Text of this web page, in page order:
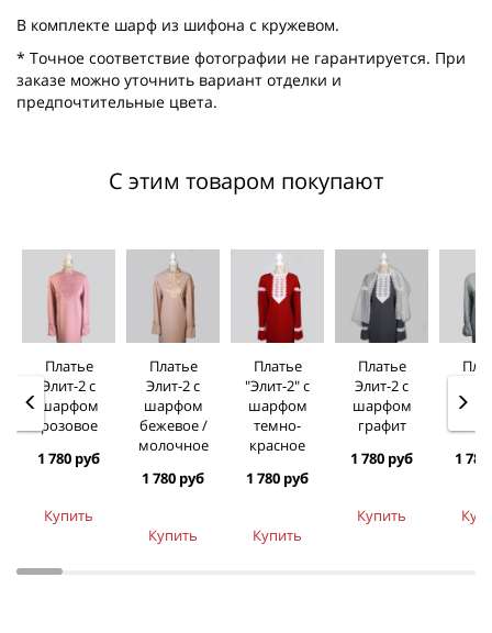
В комплекте шарф из шифона с кружевом.
* Точное соответствие фотографии не гарантируется. При
заказе можно уточнить вариант отделки и
предпочтительные цвета.
С этим товаром покупают
Платье
Элит-2 с
шарфом
розовое
1 780 руб
Купить
Платье
Элит-2 с
шарфом
бежевое /
молочное
1 780 руб
Купить
Платье
"Элит-2" с
шарфом
темно-
красное
1 780 руб
Купить
Платье
Элит-2 с
шарфом
графит
1 780 руб
Купить
1